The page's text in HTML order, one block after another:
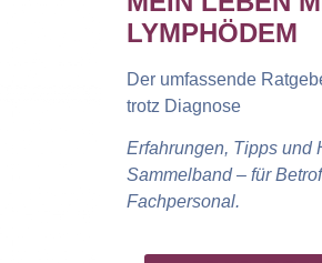
LYMPHÖDEM
Der umfassende
trotz Diagnose
Erfahrungen, Tipps und
Sammelband – für
Fachpersonal.